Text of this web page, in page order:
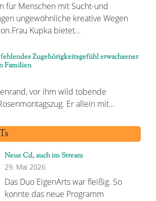
für Menschen mit Sucht-und
ungewöhnliche kreative Wegen
Kupka bietet…
Zugehörigkeitsgefühl erwachsener
Familien
vor ihm wild tobende
Er allein mit…
Neue Cd, auch im Stream
29. Mai 2026
Das Duo EigenArts war fleißig. So
konnte das neue Programm